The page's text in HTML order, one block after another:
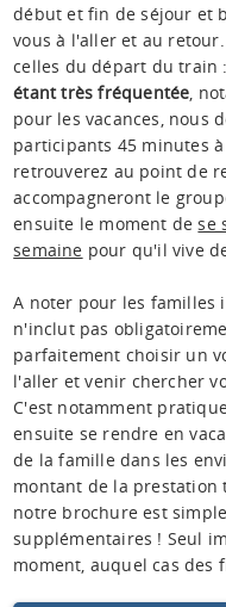
début et fin de séjour et
vous à l'aller et au
celles du départ du train :
étant très fréquentée ,
pour les vacances, nous
participants 45 minutes
retrouverez au point de
accompagneront le
ensuite le moment dese
semaine pour qu'il vive
A noter pour les familles
n'inclut pas
parfaitement choisir un
l'aller et venir chercher
C'est notamment
ensuite se rendre en
de la famille dans les
montant de la
notre brochure est
supplémentaires ! Seul
moment, auquel cas des